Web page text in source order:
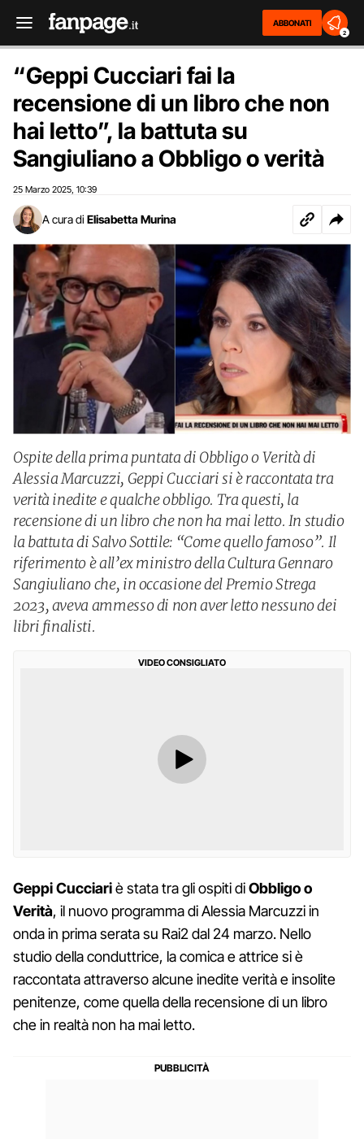
ABBONATI
2
“Geppi Cucciari fai la
recensione di un libro che non
hai letto”, la battuta su
Sangiuliano a Obbligo o verità
25 Marzo 2025 10:39
A cura di Elisabetta Murina
Ospite della prima puntata di Obbligo o Verità di
Alessia Marcuzzi, Geppi Cucciari si è raccontata tra
verità inedite e qualche obbligo. Tra questi, la
recensione di un libro che non ha mai letto. In studio
la battuta di Salvo Sottile: “Come quello famoso”. Il
riferimento è all’ex ministro della Cultura Gennaro
Sangiuliano che, in occasione del Premio Strega
2023, aveva ammesso di non aver letto nessuno dei
libri finalisti.
VIDEO CONSIGLIATO
GeppiCucciariè stata tra gli ospiti diObbligo o
Verità, il nuovo programma di Alessia Marcuzzi in
onda in prima serata su Rai2 dal 24 marzo. Nello
studio della conduttrice, la comica e attrice si è
raccontata attraverso alcune inedite verità e insolite
penitenze, come quella della recensione di un libro
che in realtà non ha mai letto.